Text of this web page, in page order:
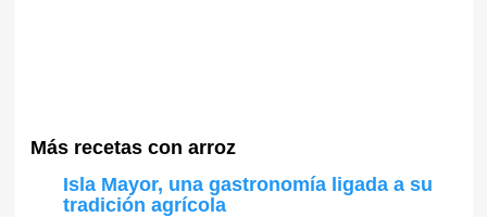
Más recetas con arroz
Isla Mayor, una gastronomía ligada a su
tradición agrícola